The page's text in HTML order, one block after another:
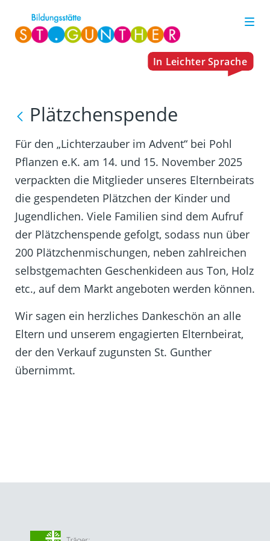
Plätzchenspende
Für den „Lichterzauber im Advent“ bei Pohl
Pflanzen e.K. am 14. und 15. November 2025
verpackten die Mitglieder unseres Elternbeirats
die gespendeten Plätzchen der Kinder und
Jugendlichen. Viele Familien sind dem Aufruf
der Plätzchenspende gefolgt, sodass nun über
200 Plätzchenmischungen, neben zahlreichen
selbstgemachten Geschenkideen aus Ton, Holz
etc., auf dem Markt angeboten werden können.
Wir sagen ein herzliches Dankeschön an alle
Eltern und unserem engagierten Elternbeirat,
der den Verkauf zugunsten St. Gunther
übernimmt.